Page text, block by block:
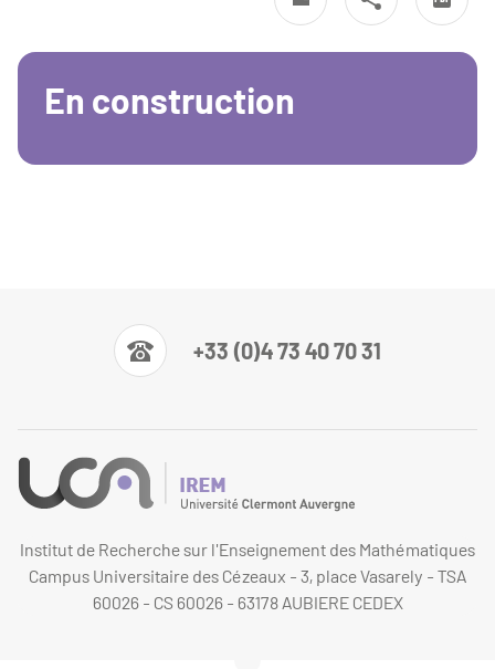
En construction
+33 (0)4 73 40 70 31
Institut de Recherche sur l'Enseignement des Mathématiques
Campus Universitaire des Cézeaux - 3, place Vasarely - TSA
60026 - CS 60026 - 63178 AUBIERE CEDEX